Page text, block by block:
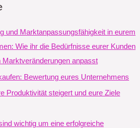
und Marktanpassungsfähigkeit in eurem
Wie ihr die Bedürfnisse eurer Kunden
Marktveränderungen anpasst
Bewertung eures Unternehmens
Produktivität steigert und eure Ziele
wichtig um eine erfolgreiche